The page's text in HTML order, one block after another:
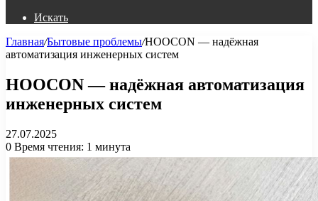
Искать
Главная/Бытовые проблемы/HOOCON — надёжная
автоматизация инженерных систем
HOOCON — надёжная автоматизация
инженерных систем
27.07.2025
0 Время чтения: 1 минута